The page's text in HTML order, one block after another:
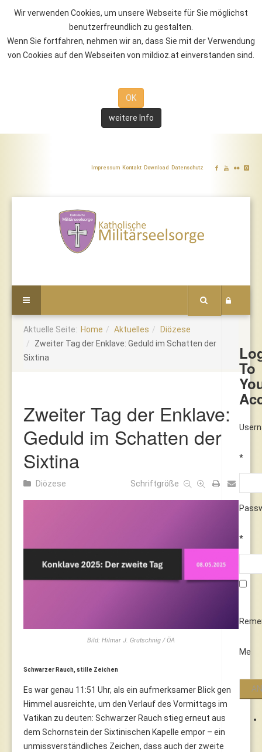
Wir verwenden Cookies, um unsere Webseite für Sie möglichst
benutzerfreundlich zu gestalten.
Wenn Sie fortfahren, nehmen wir an, dass Sie mit der Verwendung
von Cookies auf den Webseiten von mildioz.at einverstanden sind.
OK
weitere Info
Impressum Kontakt Download Datenschutz
To
*
*
Me
Aktuelle Seite: Home Aktuelles
Diözese
Zweiter Tag der Enklave: Geduld im Schatten der
Sixtina
Zweiter Tag der Enklave:
Geduld im Schatten der
Sixtina
Diözese Schriftgröße
Bild: Hilmar J. Grutschnig / ÖA
Schwarzer Rauch, stille Zeichen
Es war genau 11:51 Uhr, als ein aufmerksamer Blick gen
Himmel ausreichte, um den Verlauf des Vormittags im
Vatikan zu deuten: Schwarzer Rauch stieg erneut aus
dem Schornstein der Sixtinischen Kapelle empor – ein
unmissverständliches Zeichen, dass auch der zweite